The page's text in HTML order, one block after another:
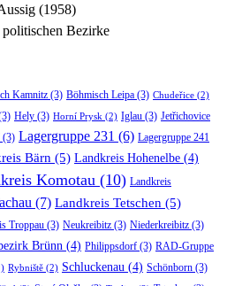
(1958)
Bezirke
Kamnitz (3) Böhmisch Leipa (3) Chudeřice (2)
Hely (3) Horní Prysk (2) Iglau (3) Jetřichovice
(3) Lagergruppe 231 (6) Lagergruppe 241
Bärn (5) Landkreis Hohenelbe (4)
Komotau (10) Landkreis
(7) Landkreis Tetschen (5)
Troppau (3) Neukreibitz (3) Niederkreibitz (3)
Brünn (4) Philippsdorf (3) RAD-Gruppe
Rybniště (2) Schluckenau (4) Schönborn (3)